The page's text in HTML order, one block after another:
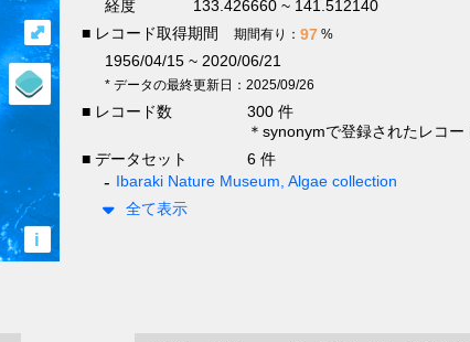
i
⤢
経度
133.426660 ~ 141.512140
■ レコード取得期間
期間有り： 97 %
1956/04/15 ~ 2020/06/21
* データの最終更新日：2025/09/26
■ レコード数
300 件
＊synonymで登録されたレコー
■ データセット
6 件
Ibaraki Nature Museum, Algae collection
全て表示